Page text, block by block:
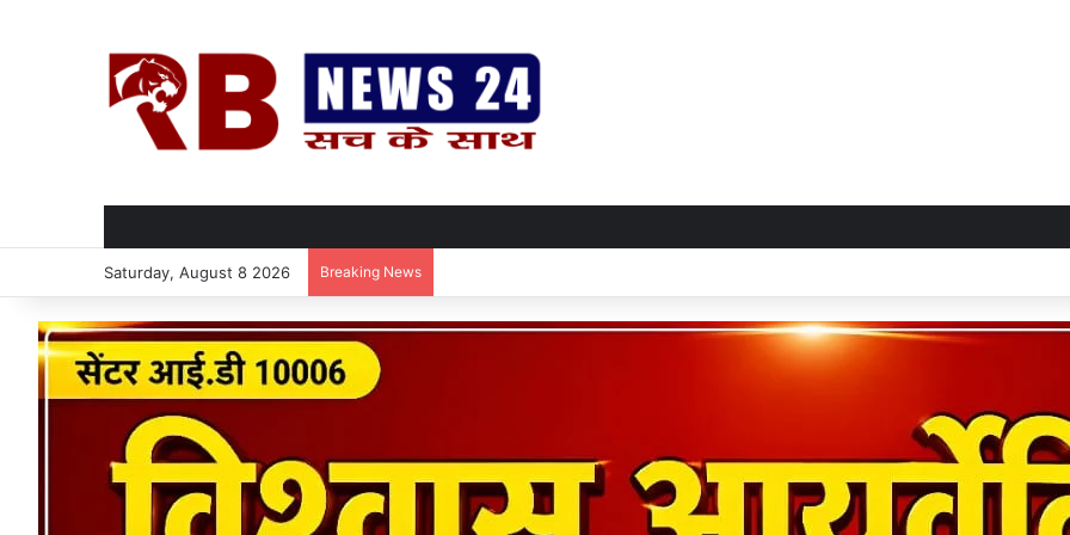
Saturday, August 8 2026 Breaking News